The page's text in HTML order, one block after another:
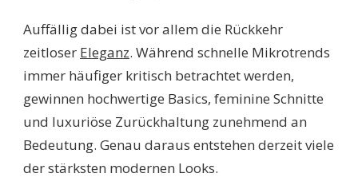
Auffällig dabei ist vor allem die Rückkehr
zeitloser Eleganz. Während schnelle Mikrotrends
immer häufiger kritisch betrachtet werden,
gewinnen hochwertige Basics, feminine Schnitte
und luxuriöse Zurückhaltung zunehmend an
Bedeutung. Genau daraus entstehen derzeit viele
der stärksten modernen Looks.